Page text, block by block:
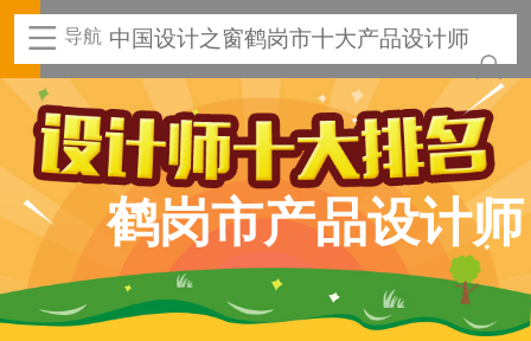
导航 中国设计之窗鹤岗市十大产品设计师
鹤岗市产品设计师